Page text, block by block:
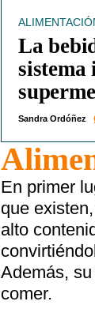
La
sistema
Sandra Ordóñez
En primer
que
alto
Además,
comer.